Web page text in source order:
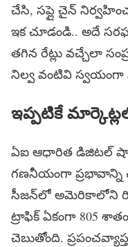
చేసి, సప్లై చైన్‌
ఇక చూడండి.. అదే
తగిన రేట్లు వచ్చేలా
నిల్వ వంటివి స్వయంగా
ఇప్పటికే
ఏఐ ఆధారిత డిజిటల్‌
గణనీయంగా ప్రభావాన్ని
సీజన్‌లో అమెరికాలోని
ట్రాఫిక్‌ ఏకంగా 805
చెబుతోంది.